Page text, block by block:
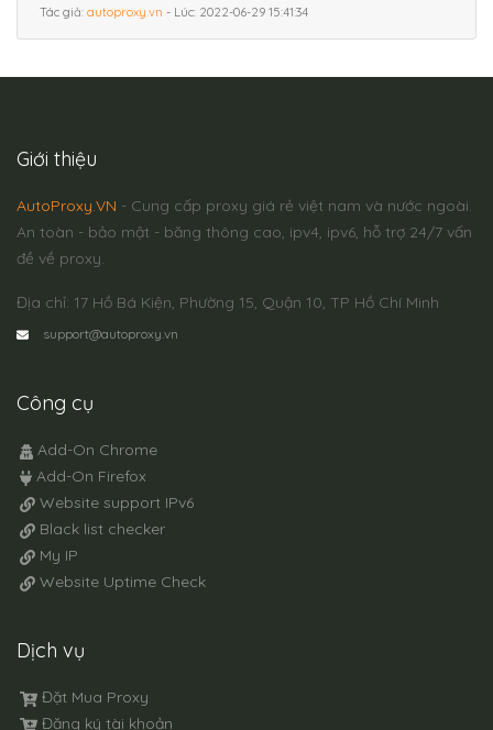
Tác giả: autoproxy.vn - Lúc: 2022-06-29 15:41:34
Giới thiệu
AutoProxy.VN - Cung cấp proxy giá rẻ việt nam và nước ngoài.
An toàn - bảo mật - băng thông cao, ipv4, ipv6, hỗ trợ 24/7 vấn
đề về proxy.
Địa chỉ: 17 Hồ Bá Kiện, Phường 15, Quận 10, TP Hồ Chí Minh
support@autoproxy.vn
Công cụ
Add-On Chrome
Add-On Firefox
Website support IPv6
Black list checker
My IP
Website Uptime Check
Dịch vụ
Đặt Mua Proxy
Đăng ký tài khoản